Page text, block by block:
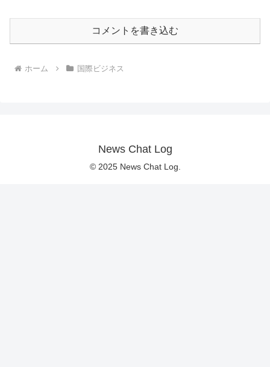
コメントを書き込む
ホーム 国際ビジネス
News Chat Log
© 2025 News Chat Log.